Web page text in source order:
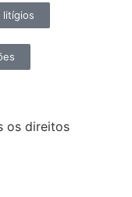
litígios
os direitos